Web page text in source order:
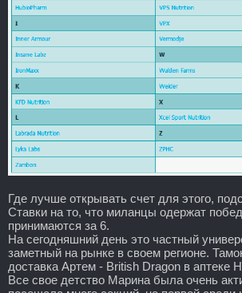
Где лучше открывать счет для этого,
Ставки на то, что миланцы одержат
принимаются за 6.
На сегодняшний день это частный
заметный на рынке в своем регионе.
доставка Артем - British Dragon в аптеке
Все свое детство Марина была очень